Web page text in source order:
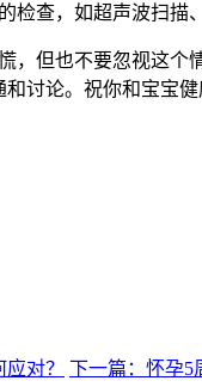
查，如超声波扫描
但也不要忽视这个
讨论。祝你和宝宝健
对？
下一篇：怀孕5